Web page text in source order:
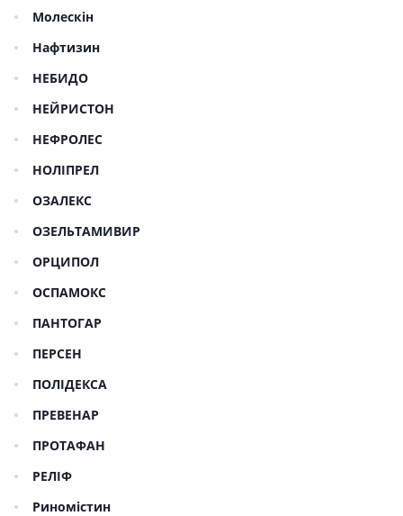
Молескін
Нафтизин
НЕБИДО
НЕЙРИСТОН
НЕФРОЛЕС
НОЛІПРЕЛ
ОЗАЛЕКС
ОЗЕЛЬТАМИВИР
ОРЦИПОЛ
ОСПАМОКС
ПАНТОГАР
ПЕРСЕН
ПОЛІДЕКСА
ПРЕВЕНАР
ПРОТАФАН
РЕЛІФ
Риномістин